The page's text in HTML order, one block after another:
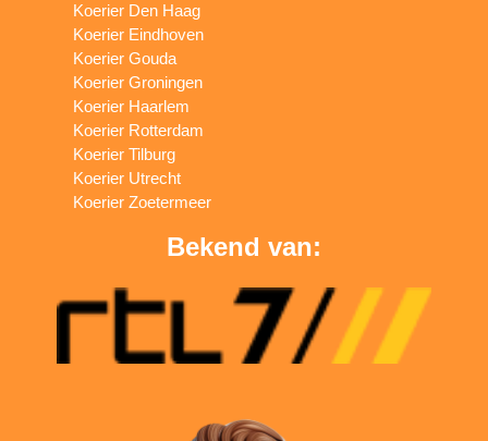
Koerier Den Haag
Koerier Eindhoven
Koerier Gouda
Koerier Groningen
Koerier Haarlem
Koerier Rotterdam
Koerier Tilburg
Koerier Utrecht
Koerier Zoetermeer
Bekend van: